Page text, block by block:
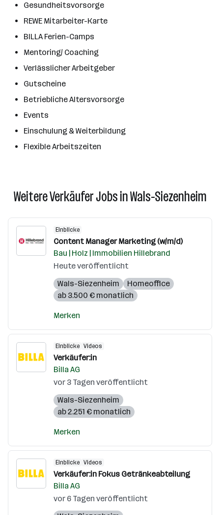
Gesundheitsvorsorge
REWE Mitarbeiter-Karte
BILLA Ferien-Camps
Mentoring/ Coaching
Verlässlicher Arbeitgeber
Gutscheine
Betriebliche Altersvorsorge
Events
Einschulung & Weiterbildung
Flexible Arbeitszeiten
Weitere Verkäufer Jobs in Wals-Siezenheim
Einblicke
Content Manager Marketing (w/m/d)
Bau | Holz | Immobilien Hillebrand
Heute veröffentlicht
Wals-Siezenheim
Homeoffice
ab 3.500 € monatlich
Merken
Einblicke Videos
Verkäufer:in
Billa AG
vor 3 Tagen veröffentlicht
Wals-Siezenheim
ab 2.251 € monatlich
Merken
Einblicke Videos
Verkäufer:in Fokus Getränkeabteilung
Billa AG
vor 6 Tagen veröffentlicht